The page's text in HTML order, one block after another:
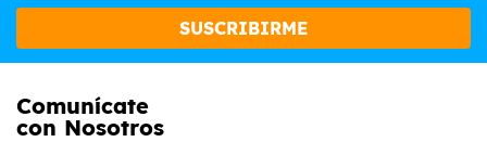
SUSCRIBIRME
Comunícate
con Nosotros